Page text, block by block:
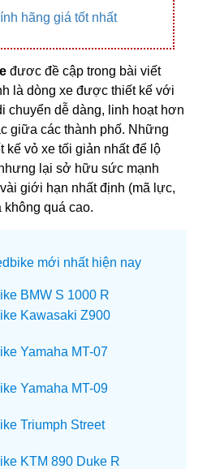
hãng giá tốt nhất
đươc đề cập trong bài viết
là dòng xe được thiết kế với
chuyển dễ dàng, linh hoạt hơn
giữa các thành phố. Những
kế vỏ xe tối giản nhất để lộ
lại sở hữu sức mạnh
giới hạn nhất định (mã lực,
không quá cao.
mới nhất hiện nay
BMW S 1000 R
Kawasaki Z900
Yamaha MT-07
Yamaha MT-09
Triumph Street
KTM 890 Duke R